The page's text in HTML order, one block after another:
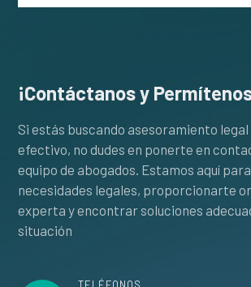
¡Contáctanos y
Si estás buscando asesoramiento
efectivo, no dudes en ponerte en
equipo de abogados. Estamos aquí
necesidades legales, proporcionarte
experta y encontrar soluciones
situación